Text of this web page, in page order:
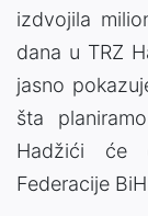
izdvojila
dana u TRZ
jasno
šta
Hadžići će
Federacije